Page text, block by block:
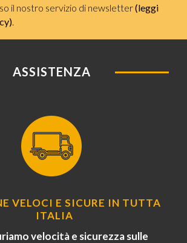
il nostro servizio di newsletter(leggi
ASSISTENZA
VELOCI E SICURE IN TUTTA
ITALIA
velocità e sicurezza sulle